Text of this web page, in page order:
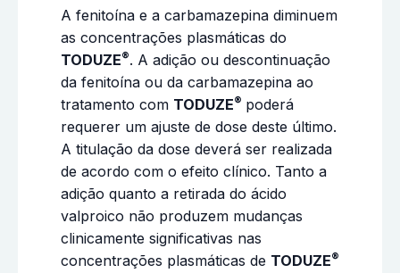
A fenitoína e a carbamazepina diminuem
as concentrações plasmáticas do
TODUZE®. A adição ou descontinuação
da fenitoína ou da carbamazepina ao
tratamento com TODUZE® poderá
requerer um ajuste de dose deste último.
A titulação da dose deverá ser realizada
de acordo com o efeito clínico. Tanto a
adição quanto a retirada do ácido
valproico não produzem mudanças
clinicamente significativas nas
concentrações plasmáticas de TODUZE®